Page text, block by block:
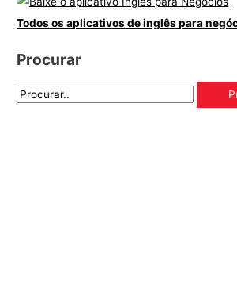
Todos os aplicativos de inglês para
Procurar